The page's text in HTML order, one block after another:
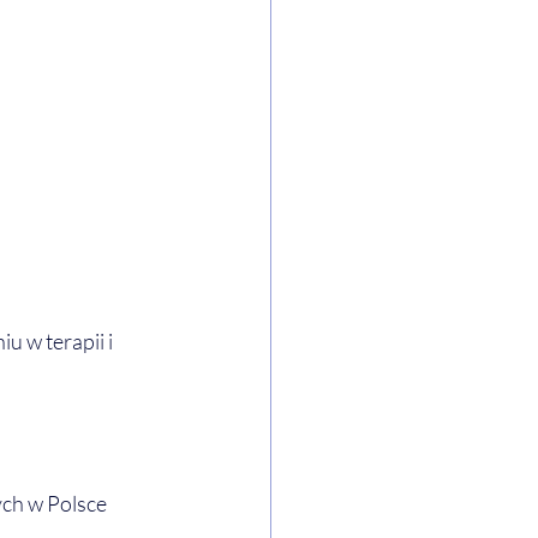
w terapii i
w Polsce